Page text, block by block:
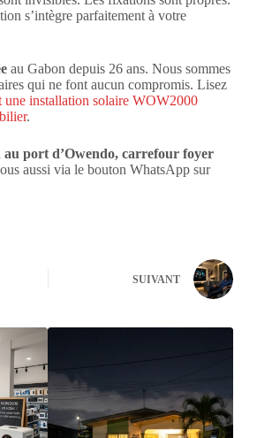
s’intègre parfaitement à votre
au Gabon depuis 26 ans. Nous sommes
qui ne font aucun compromis. Lisez
une installation solaire WOW2000
.
au port d’Owendo, carrefour foyer
aussi via le bouton WhatsApp sur
SUIVANT